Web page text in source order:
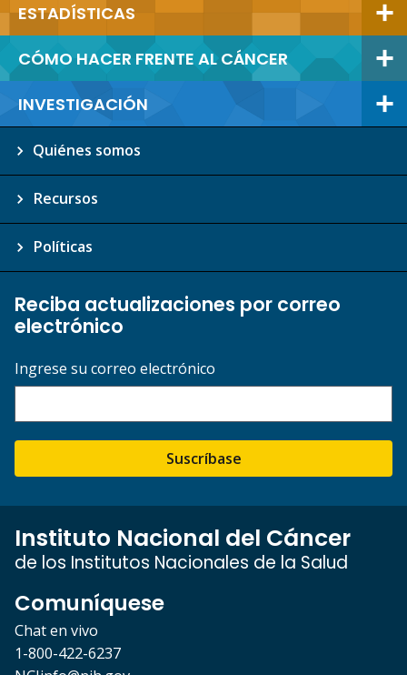
ESTADÍSTICAS
CÓMO HACER FRENTE AL CÁNCER
INVESTIGACIÓN
Quiénes somos
Recursos
Políticas
Reciba actualizaciones por correo
electrónico
Ingrese su correo electrónico
Suscríbase
Instituto Nacional del Cáncer
de los Institutos Nacionales de la Salud
Comuníquese
Chat en vivo
1-800-422-6237